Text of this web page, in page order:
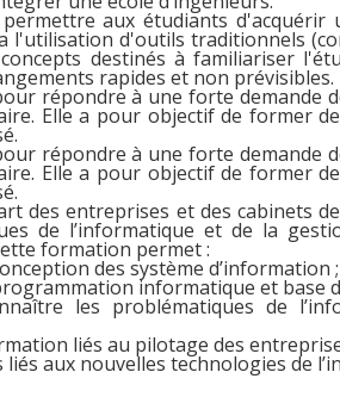
aux étudiants d'acquérir
l'utilisation d'outils traditionnels
destinés à familiariser
rapides et non prévisibles.
répondre à une forte demande
Elle a pour objectif de former
répondre à une forte demande
Elle a pour objectif de former
des entreprises et des cabinets
de l’informatique et de la
formation permet :
des système d’information ;
informatique et base
les problématiques de
liés au pilotage des
liés aux nouvelles technologies de